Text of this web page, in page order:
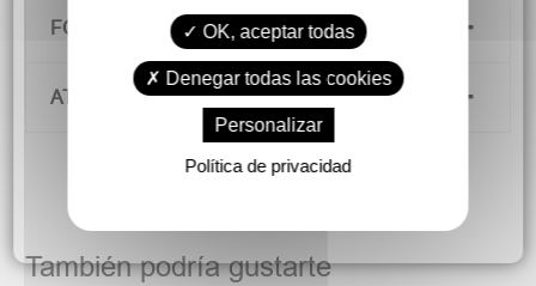
FORMAS DE PAGO
ATENCIÓN AL CLIENTE
También podría gustarte
OK, aceptar todas
Denegar todas las cookies
Personalizar
Política de privacidad